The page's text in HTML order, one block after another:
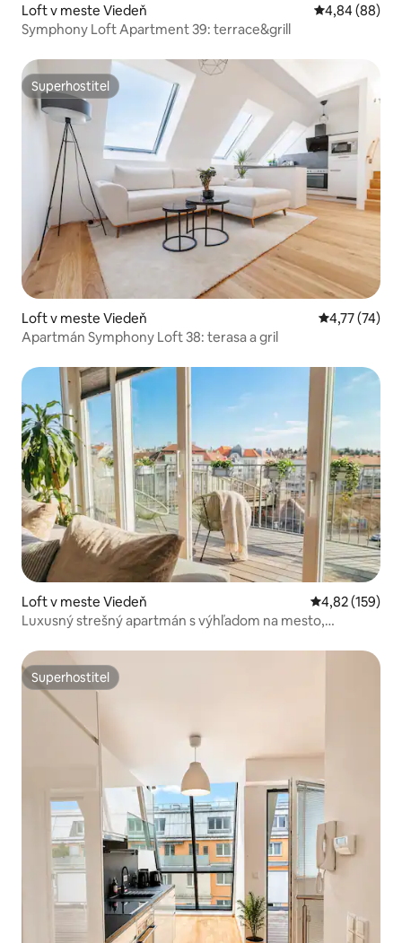
Loft v meste Viedeň Priemerné
4,84 (88)
Symphony Loft Apartment 39: terrace&grill
Superhostiteľ
Superhostiteľ
Loft v meste Viedeň Priemerné
4,77 (74)
Apartmán Symphony Loft 38: terasa a gril
Loft v meste Viedeň Priemerné
4,82 (159)
Luxusný strešný apartmán s výhľadom na mesto,
Superhostiteľ
Superhostiteľ